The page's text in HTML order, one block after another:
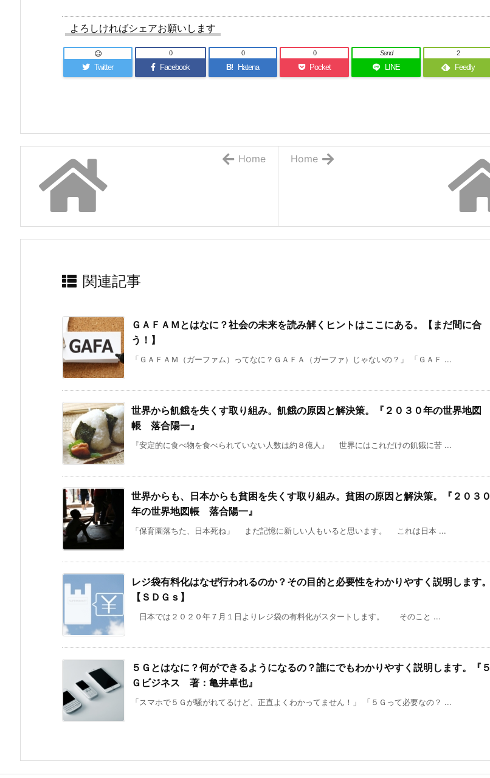
よろしければシェアお願いします
Twitter Facebook
0
B! Hatena
0
Pocket
0
LINE
Send
Feedly
2
Home
Home
関連記事
ＧＡＦＡＭとはなに？社会の未来を読み解くヒントはここにある。【まだ間に合
う！】
「ＧＡＦＡＭ（ガーファム）ってなに？ＧＡＦＡ（ガーファ）じゃないの？」 「ＧＡＦ ...
世界から飢餓を失くす取り組み。飢餓の原因と解決策。『２０３０年の世界地図
帳 落合陽一』
『安定的に食べ物を食べられていない人数は約８億人』 世界にはこれだけの飢餓に苦 ...
世界からも、日本からも貧困を失くす取り組み。貧困の原因と解決策。『２０３０
年の世界地図帳 落合陽一』
「保育園落ちた、日本死ね」 まだ記憶に新しい人もいると思います。 これは日本 ...
レジ袋有料化はなぜ行われるのか？その目的と必要性をわかりやすく説明します。
【ＳＤＧｓ】
日本では２０２０年７月１日よりレジ袋の有料化がスタートします。 そのこと ...
５Ｇとはなに？何ができるようになるの？誰にでもわかりやすく説明します。『５
Ｇビジネス 著：亀井卓也』
「スマホで５Ｇが騒がれてるけど、正直よくわかってません！」 「５Ｇって必要なの？ ...